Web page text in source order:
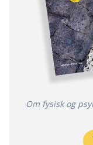
Om fysisk og